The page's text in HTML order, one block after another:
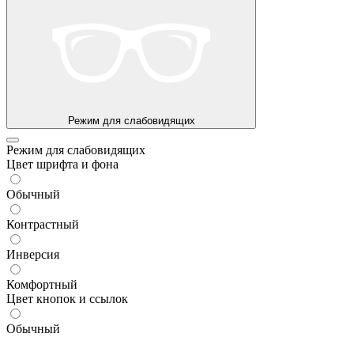
Режим для слабовидящих
Режим для слабовидящих
Цвет шрифта и фона
Обычный
Контрастный
Инверсия
Комфортный
Цвет кнопок и ссылок
Обычный